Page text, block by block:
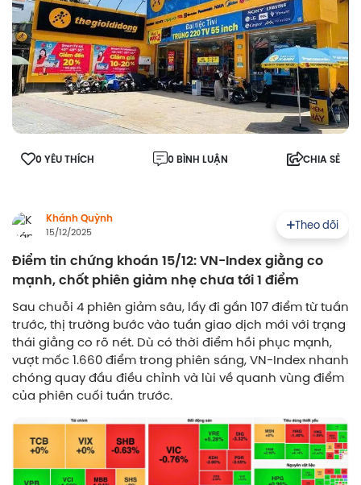
0 YÊU THÍCH 0 BÌNH LUẬN CHIA SẺ
Khánh Quỳnh
15/12/2025
Theo dõi
Điểm tin chứng khoán 15/12: VN-Index giằng co
mạnh, chốt phiên giảm nhẹ chưa tới 1 điểm
Sau chuỗi 4 phiên giảm sâu, lấy đi gần 107 điểm từ tuần
trước, thị trường bước vào tuần giao dịch mới với trạng
thái giằng co rõ nét. Dù có thời điểm hồi phục mạnh,
vượt mốc 1.660 điểm trong phiên sáng, VN-Index nhanh
chóng quay đầu điều chỉnh và lùi về quanh vùng điểm
của phiên cuối tuần trước.